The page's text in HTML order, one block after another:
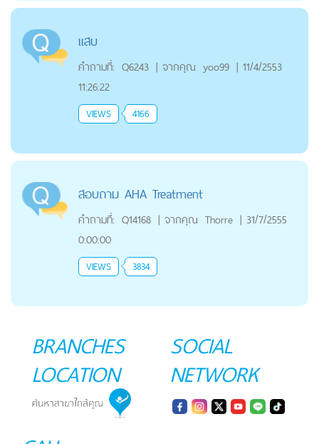
เเสบ
คำถามที่: Q6243 | จากคุณ yoo99 | 11/4/2553
11:26:22
VIEWS 4166
สอบถาม AHA Treatment
คำถามที่: Q14168 | จากคุณ Thorre | 31/7/2555
0:00:00
VIEWS 3834
BRANCHES
LOCATION
SOCIAL
NETWORK